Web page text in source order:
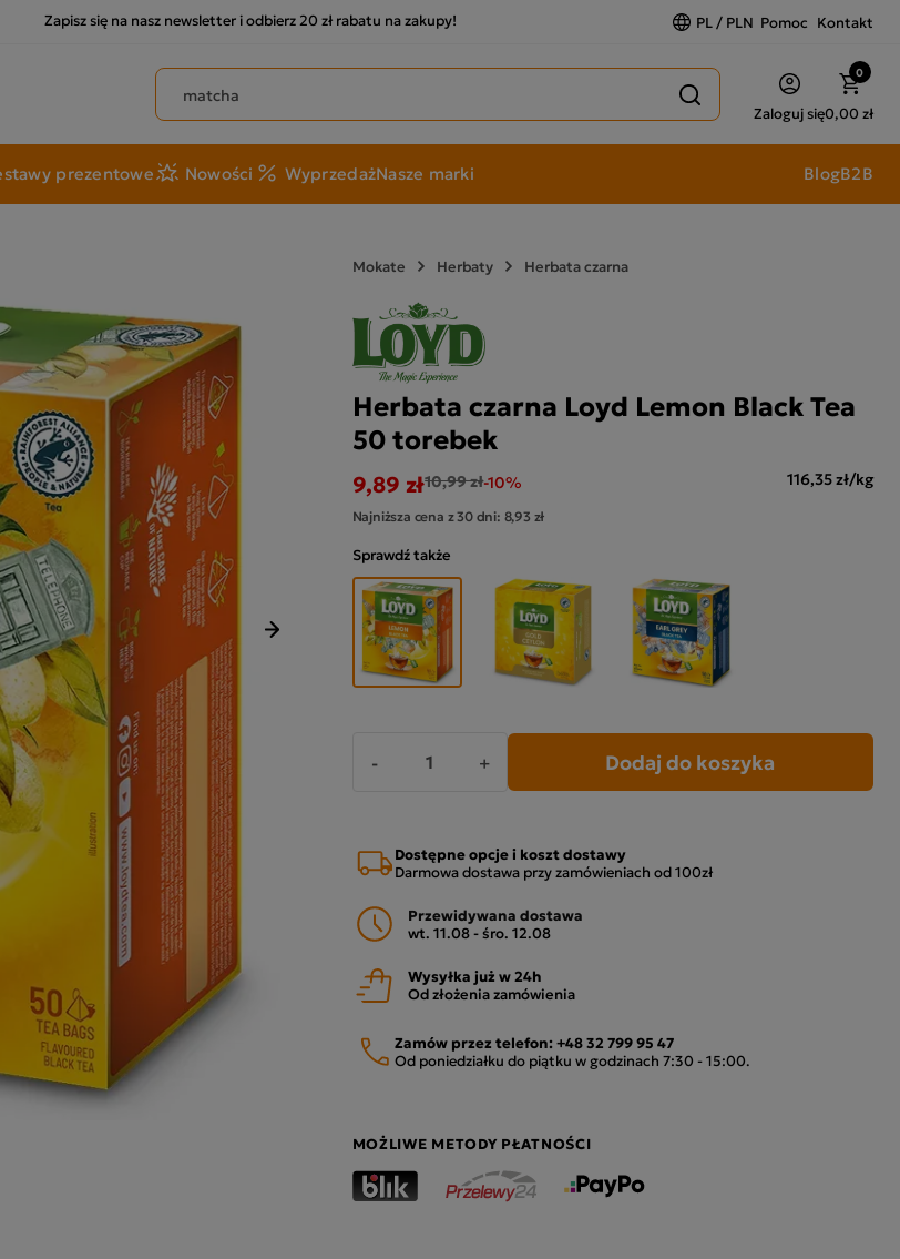
Zapisz się na nasz newsletter i odbierz 20 zł rabatu na zakupy! PL / PLN Pomoc Kontakt
Szukaj produktów
Zaloguj się
0
0,00 zł
prezentowe Nowości WyprzedażNasze marki BlogB2B
Następny
Mokate Herbaty Herbata czarna
Herbata czarna Loyd Lemon Black Tea
50 torebek
9,89 zł10,99 zł-10% 116,35 zł/kg
Najniższa cena z 30 dni: 8,93 zł
Sprawdź także
- + Dodaj do koszyka
Dostępne opcje i koszt dostawy
Darmowa dostawa przy zamówieniach od 100zł
Przewidywana dostawa
wt. 11.08 - śro. 12.08
Wysyłka już w 24h
Od złożenia zamówienia
Zamów przez telefon:+48 32 799 95 47
Od poniedziałku do piątku w godzinach 7:30 - 15:00.
MOŻLIWE METODY PŁATNOŚCI